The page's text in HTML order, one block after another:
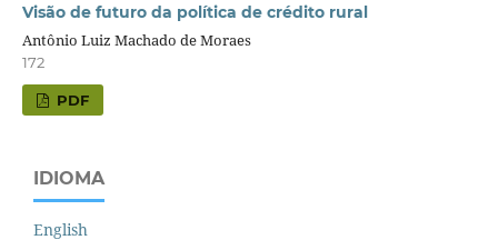
Visão de futuro da política de crédito rural
Antônio Luiz Machado de Moraes
172
PDF
IDIOMA
English